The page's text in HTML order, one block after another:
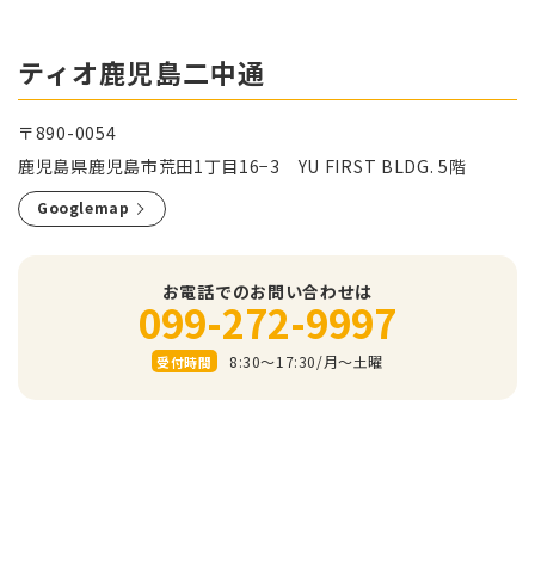
ティオ鹿児島二中通
〒890-0054
鹿児島県鹿児島市荒田1丁目16−3 YU FIRST BLDG. 5階
Googlemap
お電話でのお問い合わせは
099-272-9997
受付時間 8:30～17:30/⽉〜⼟曜